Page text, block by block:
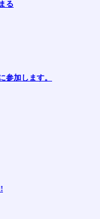
る
参加します。